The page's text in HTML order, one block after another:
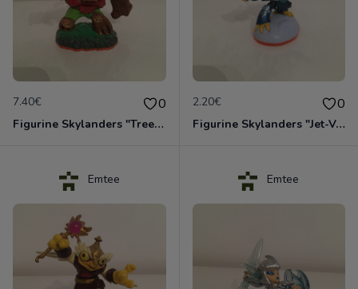
7.40€ 0
Figurine Skylanders "Tree Rex - Giants"
2.20€ 0
Figurine Skylanders "Jet-Vac - Giants"
Emtee Emtee